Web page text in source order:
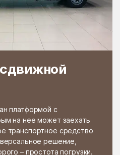
платформой с
на нее может заехать
транспортное средство
решение,
– простота погрузки.
Чёрное
Чертаново Центральное
Чулки-Соколово
Шатурторф
Шевляково